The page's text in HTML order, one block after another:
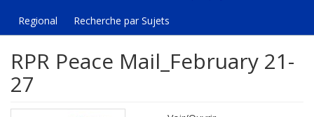
Regional Recherche par Sujets
RPR Peace Mail_February 21-
27